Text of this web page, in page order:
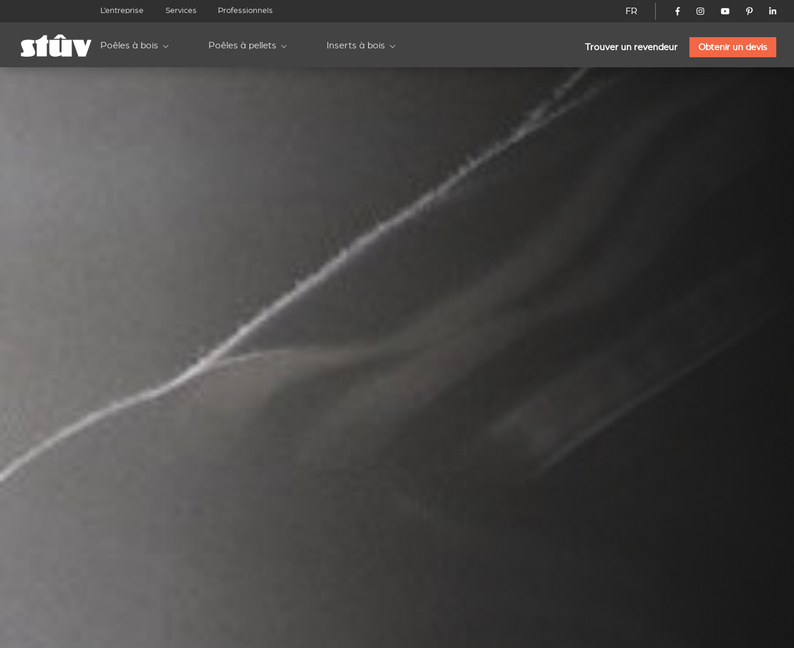
L’entreprise Services Professionnels FR
Poêles à bois Poêles à pellets Inserts à bois Trouver un revendeur Obtenir un devis